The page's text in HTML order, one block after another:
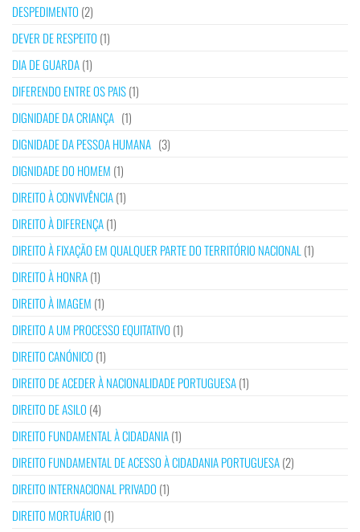
DESPEDIMENTO (2)
DEVER DE RESPEITO (1)
DIA DE GUARDA(1)
DIFERENDO ENTRE OS PAIS(1)
DIGNIDADE DA CRIANÇA (1)
DIGNIDADE DA PESSOA HUMANA (3)
DIGNIDADE DO HOMEM (1)
DIREITO À CONVIVÊNCIA(1)
DIREITO À DIFERENÇA(1)
DIREITO À FIXAÇÃO EM QUALQUER PARTE DO TERRITÓRIO NACIONAL (1)
DIREITO À HONRA(1)
DIREITO À IMAGEM (1)
DIREITO A UM PROCESSO EQUITATIVO (1)
DIREITO CANÓNICO (1)
DIREITO DE ACEDER À NACIONALIDADE PORTUGUESA(1)
DIREITO DE ASILO (4)
DIREITO FUNDAMENTAL À CIDADANIA(1)
DIREITO FUNDAMENTAL DE ACESSO À CIDADANIA PORTUGUESA(2)
DIREITO INTERNACIONAL PRIVADO (1)
DIREITO MORTUÁRIO (1)